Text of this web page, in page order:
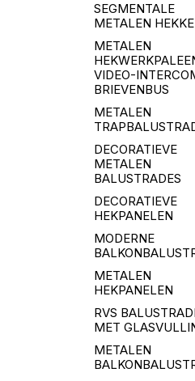
SEGMENTALE
METALEN
METALEN
VIDEO-
BRIEVENBUS
METALEN
DECORATIEVE
METALEN
BALUSTRADES
DECORATIEVE
HEKPANELEN
MODERNE
METALEN
HEKPANELEN
RVS
MET
METALEN